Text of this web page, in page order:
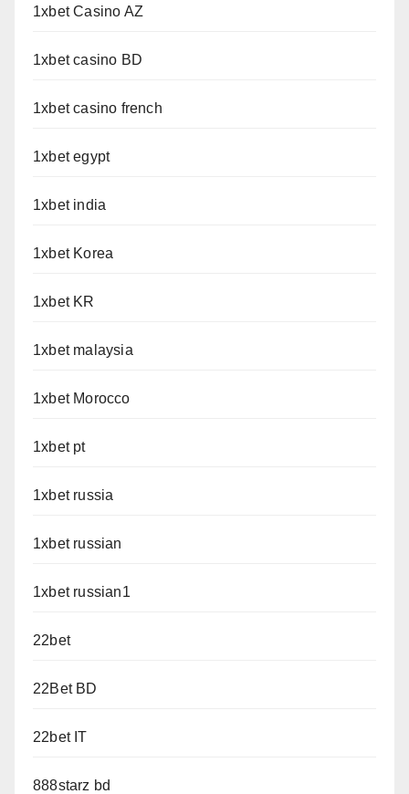
1xbet Casino AZ
1xbet casino BD
1xbet casino french
1xbet egypt
1xbet india
1xbet Korea
1xbet KR
1xbet malaysia
1xbet Morocco
1xbet pt
1xbet russia
1xbet russian
1xbet russian1
22bet
22Bet BD
22bet IT
888starz bd